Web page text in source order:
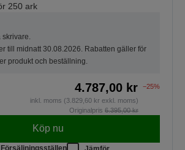
250 ark
skrivare.
till midnatt 30.08.2026. Rabatten gäller för
produkt och beställning.
4.787,00 kr
−25%
inkl. moms (3.829,60 kr exkl. moms)
Originalpris 6.395,00 kr
Köp nu